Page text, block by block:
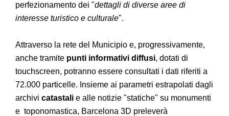
perfezionamento dei "dettagli di diverse aree di
interesse turistico e culturale".
Attraverso la rete del Municipio e, progressivamente,
anche tramite punti informativi diffusi, dotati di
touchscreen, potranno essere consultati i dati riferiti a
72.000 particelle. Insieme ai parametri estrapolati dagli
archivi catastali e alle notizie "statiche" su monumenti
e toponomastica, Barcelona 3D preleverà